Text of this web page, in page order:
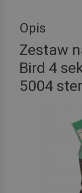
Opis
Zestaw
Bird 4
5004